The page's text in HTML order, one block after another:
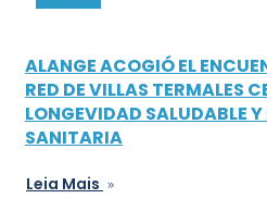
ALANGE ACOGIÓ EL
RED DE VILLAS TERMALES
LONGEVIDAD SALUDABLE
SANITARIA
Leia Mais